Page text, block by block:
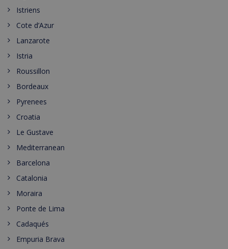
Istriens
Cote d’Azur
Lanzarote
Istria
Roussillon
Bordeaux
Pyrenees
Croatia
Le Gustave
Mediterranean
Barcelona
Catalonia
Moraira
Ponte de Lima
Cadaqués
Empuria Brava